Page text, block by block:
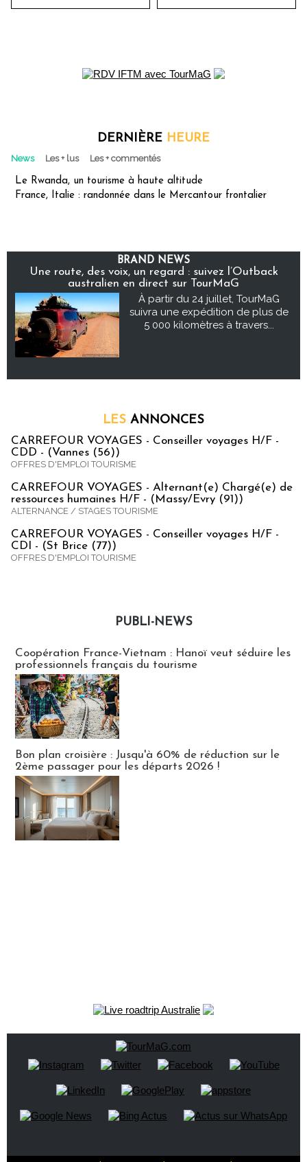
DERNIÈRE HEURE
News Les + lus Les + commentés
Le Rwanda, un tourisme à haute altitude
France, Italie : randonnée dans le Mercantour frontalier
BRAND NEWS
Une route, des voix, un regard : suivez l’Outback
australien en direct sur TourMaG
À partir du 24 juillet, TourMaG
suivra une expédition de plus de
5 000 kilomètres à travers...
LES ANNONCES
CARREFOUR VOYAGES - Conseiller voyages H/F -
CDD - (Vannes (56))
OFFRES D'EMPLOI TOURISME
CARREFOUR VOYAGES - Alternant(e) Chargé(e) de
ressources humaines H/F - (Massy/Evry (91))
ALTERNANCE / STAGES TOURISME
CARREFOUR VOYAGES - Conseiller voyages H/F -
CDI - (St Brice (77))
OFFRES D'EMPLOI TOURISME
PUBLI-NEWS
Coopération France-Vietnam : Hanoï veut séduire les
professionnels français du tourisme
Bon plan croisière : Jusqu'à 60% de réduction sur le
2ème passager pour les départs 2026 !